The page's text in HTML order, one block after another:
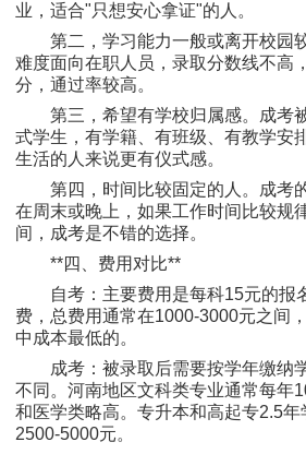
业，适合"只想安心拿证"的人。
第二，学习能力一般或离开校园
难度面向在职人员，录取分数线不高
分，通过率较高。
第三，希望有学校归属感。成考
式学生，有学籍、有班级、有教学安
生活的人来说更有仪式感。
第四，时间比较固定的人。成考
在周末或晚上，如果工作时间比较规
间，成考是不错的选择。
**四、费用对比**
自考：主要费用是每科15元的报
费，总费用通常在1000-3000元之间
中成本最低的。
成考：被录取后需要按学年缴纳
不同。河南地区文科类专业通常每年
和医学类略高。专升本和高起专2.5
2500-5000元。